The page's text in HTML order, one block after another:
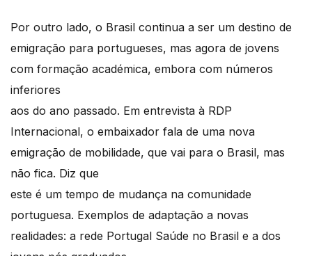
Por outro lado, o Brasil continua a ser um destino de
emigração para portugueses, mas agora de jovens
com formação académica, embora com números
inferiores
aos do ano passado. Em entrevista à RDP
Internacional, o embaixador fala de uma nova
emigração de mobilidade, que vai para o Brasil, mas
não fica. Diz que
este é um tempo de mudança na comunidade
portuguesa. Exemplos de adaptação a novas
realidades: a rede Portugal Saúde no Brasil e a dos